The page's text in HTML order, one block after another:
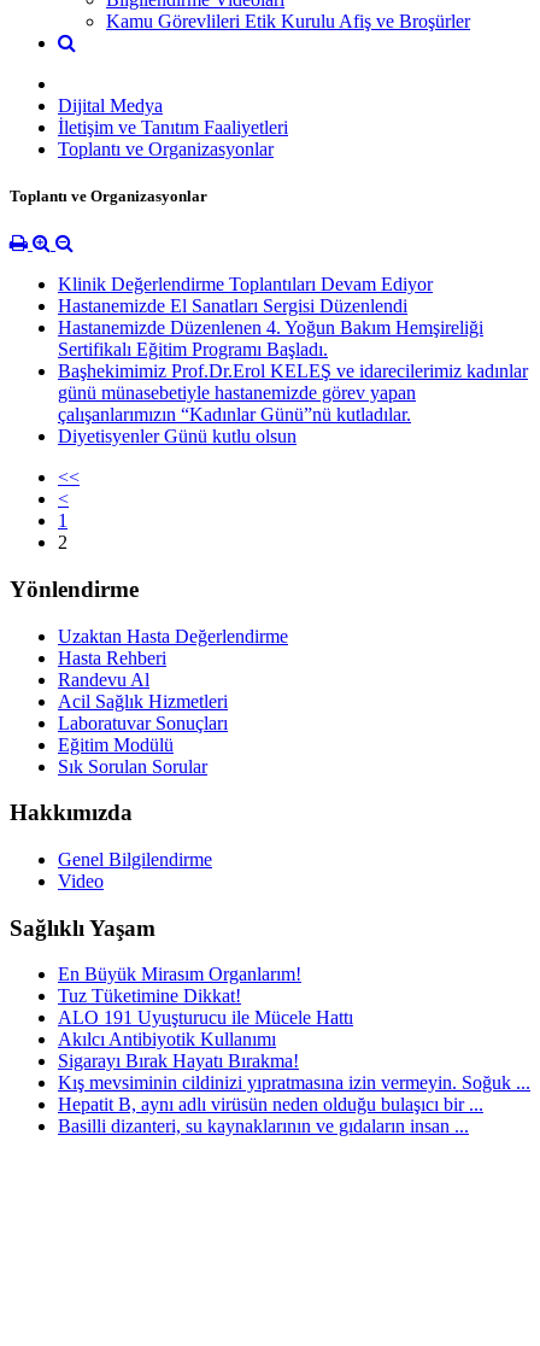
Kamu Görevlileri Etik Kurulu Afiş ve Broşürler
Dijital Medya
İletişim ve Tanıtım Faaliyetleri
Toplantı ve Organizasyonlar
Toplantı ve Organizasyonlar
Klinik Değerlendirme Toplantıları Devam Ediyor
Hastanemizde El Sanatları Sergisi Düzenlendi
Hastanemizde Düzenlenen 4. Yoğun Bakım Hemşireliği
Sertifikalı Eğitim Programı Başladı.
Başhekimimiz Prof.Dr.Erol KELEŞ ve idarecilerimiz kadınlar
günü münasebetiyle hastanemizde görev yapan
çalışanlarımızın “Kadınlar Günü”nü kutladılar.
Diyetisyenler Günü kutlu olsun
<<
<
1
2
Yönlendirme
Uzaktan Hasta Değerlendirme
Hasta Rehberi
Randevu Al
Acil Sağlık Hizmetleri
Laboratuvar Sonuçları
Eğitim Modülü
Sık Sorulan Sorular
Hakkımızda
Genel Bilgilendirme
Video
Sağlıklı Yaşam
En Büyük Mirasım Organlarım!
Tuz Tüketimine Dikkat!
ALO 191 Uyuşturucu ile Mücele Hattı
Akılcı Antibiyotik Kullanımı
Sigarayı Bırak Hayatı Bırakma!
Kış mevsiminin cildinizi yıpratmasına izin vermeyin. Soğuk ...
Hepatit B, aynı adlı virüsün neden olduğu bulaşıcı bir ...
Basilli dizanteri, su kaynaklarının ve gıdaların insan ...